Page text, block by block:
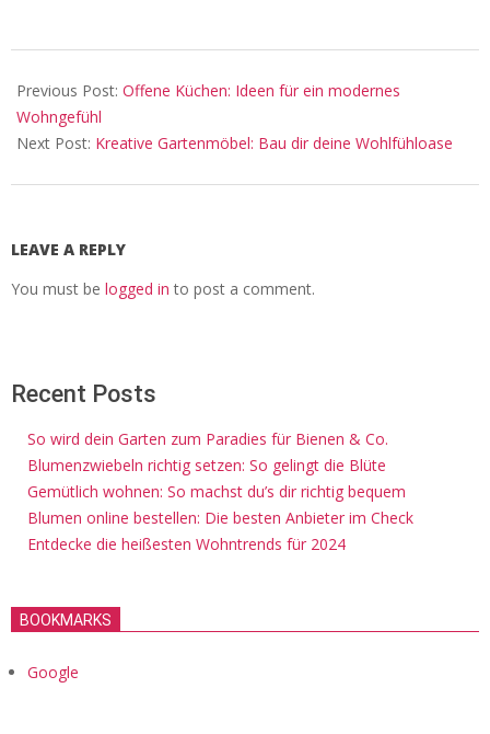
07-
16
Previous Post: Offene Küchen: Ideen für ein modernes
Wohngefühl
Next Post: Kreative Gartenmöbel: Bau dir deine Wohlfühloase
LEAVE A REPLY
You must be logged in to post a comment.
Recent Posts
So wird dein Garten zum Paradies für Bienen & Co.
Blumenzwiebeln richtig setzen: So gelingt die Blüte
Gemütlich wohnen: So machst du’s dir richtig bequem
Blumen online bestellen: Die besten Anbieter im Check
Entdecke die heißesten Wohntrends für 2024
BOOKMARKS
Google